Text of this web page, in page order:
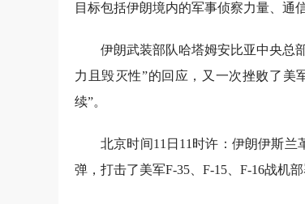
目标包括伊朗境内的军事侦察力量、通
伊朗武装部队哈塔姆安比亚中央总
力且毁灭性”的回应，又一次挫败了美
续”。
北京时间11日11时许：伊朗伊斯
弹，打击了美军F-35、F-15、F-16战机